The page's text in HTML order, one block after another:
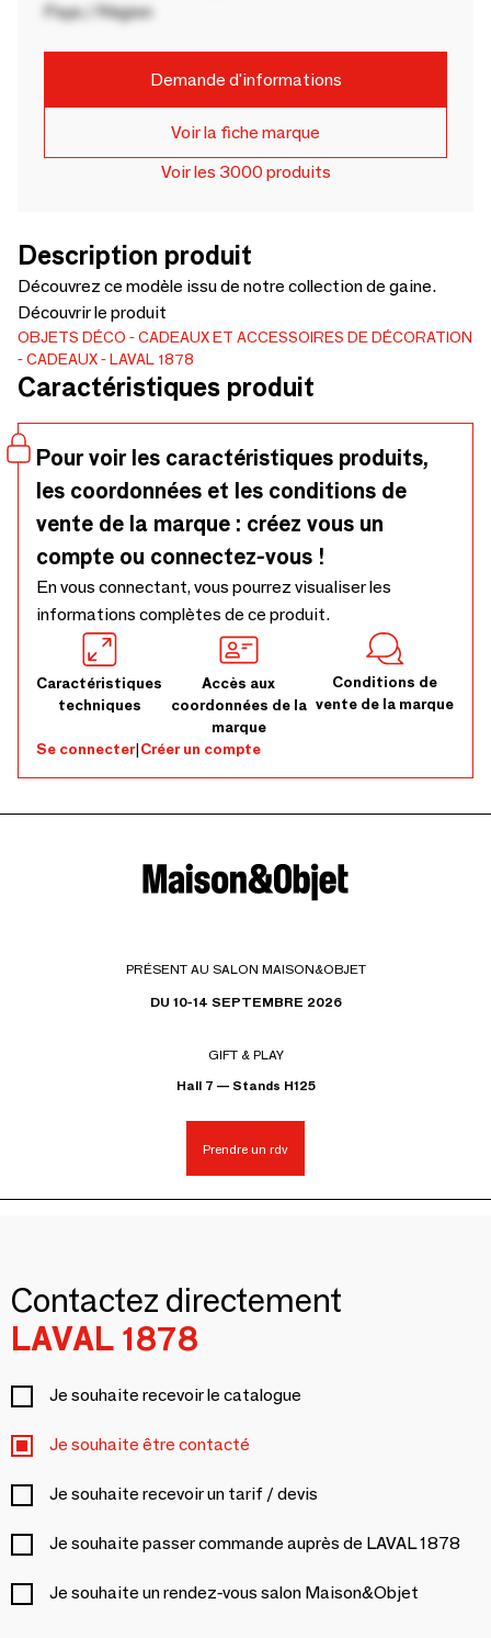
Pays / Région
Demande d'informations
Voir la fiche marque
Voir les 3000 produits
Description produit
Découvrez ce modèle issu de notre collection de gaine.
Découvrir le produit
OBJETS DÉCO
CADEAUX ET ACCESSOIRES DE DÉCORATION
CADEAUX
LAVAL 1878
Caractéristiques produit
Pour voir les caractéristiques produits,
les coordonnées et les conditions de
vente de la marque : créez vous un
compte ou connectez-vous !
En vous connectant, vous pourrez visualiser les
informations complètes de ce produit.
Caractéristiques
techniques
Accès aux
coordonnées de la
marque
Conditions de
vente de la marque
Se connecter|Créer un compte
PRÉSENT AU SALON MAISON&OBJET
DU 10-14 SEPTEMBRE 2026
GIFT & PLAY
Hall 7 — Stands H125
Prendre un rdv
Contactez directement
LAVAL 1878
Je souhaite recevoir le catalogue
Je souhaite être contacté
Je souhaite recevoir un tarif / devis
Je souhaite passer commande auprès de LAVAL 1878
Je souhaite un rendez-vous salon Maison&Objet